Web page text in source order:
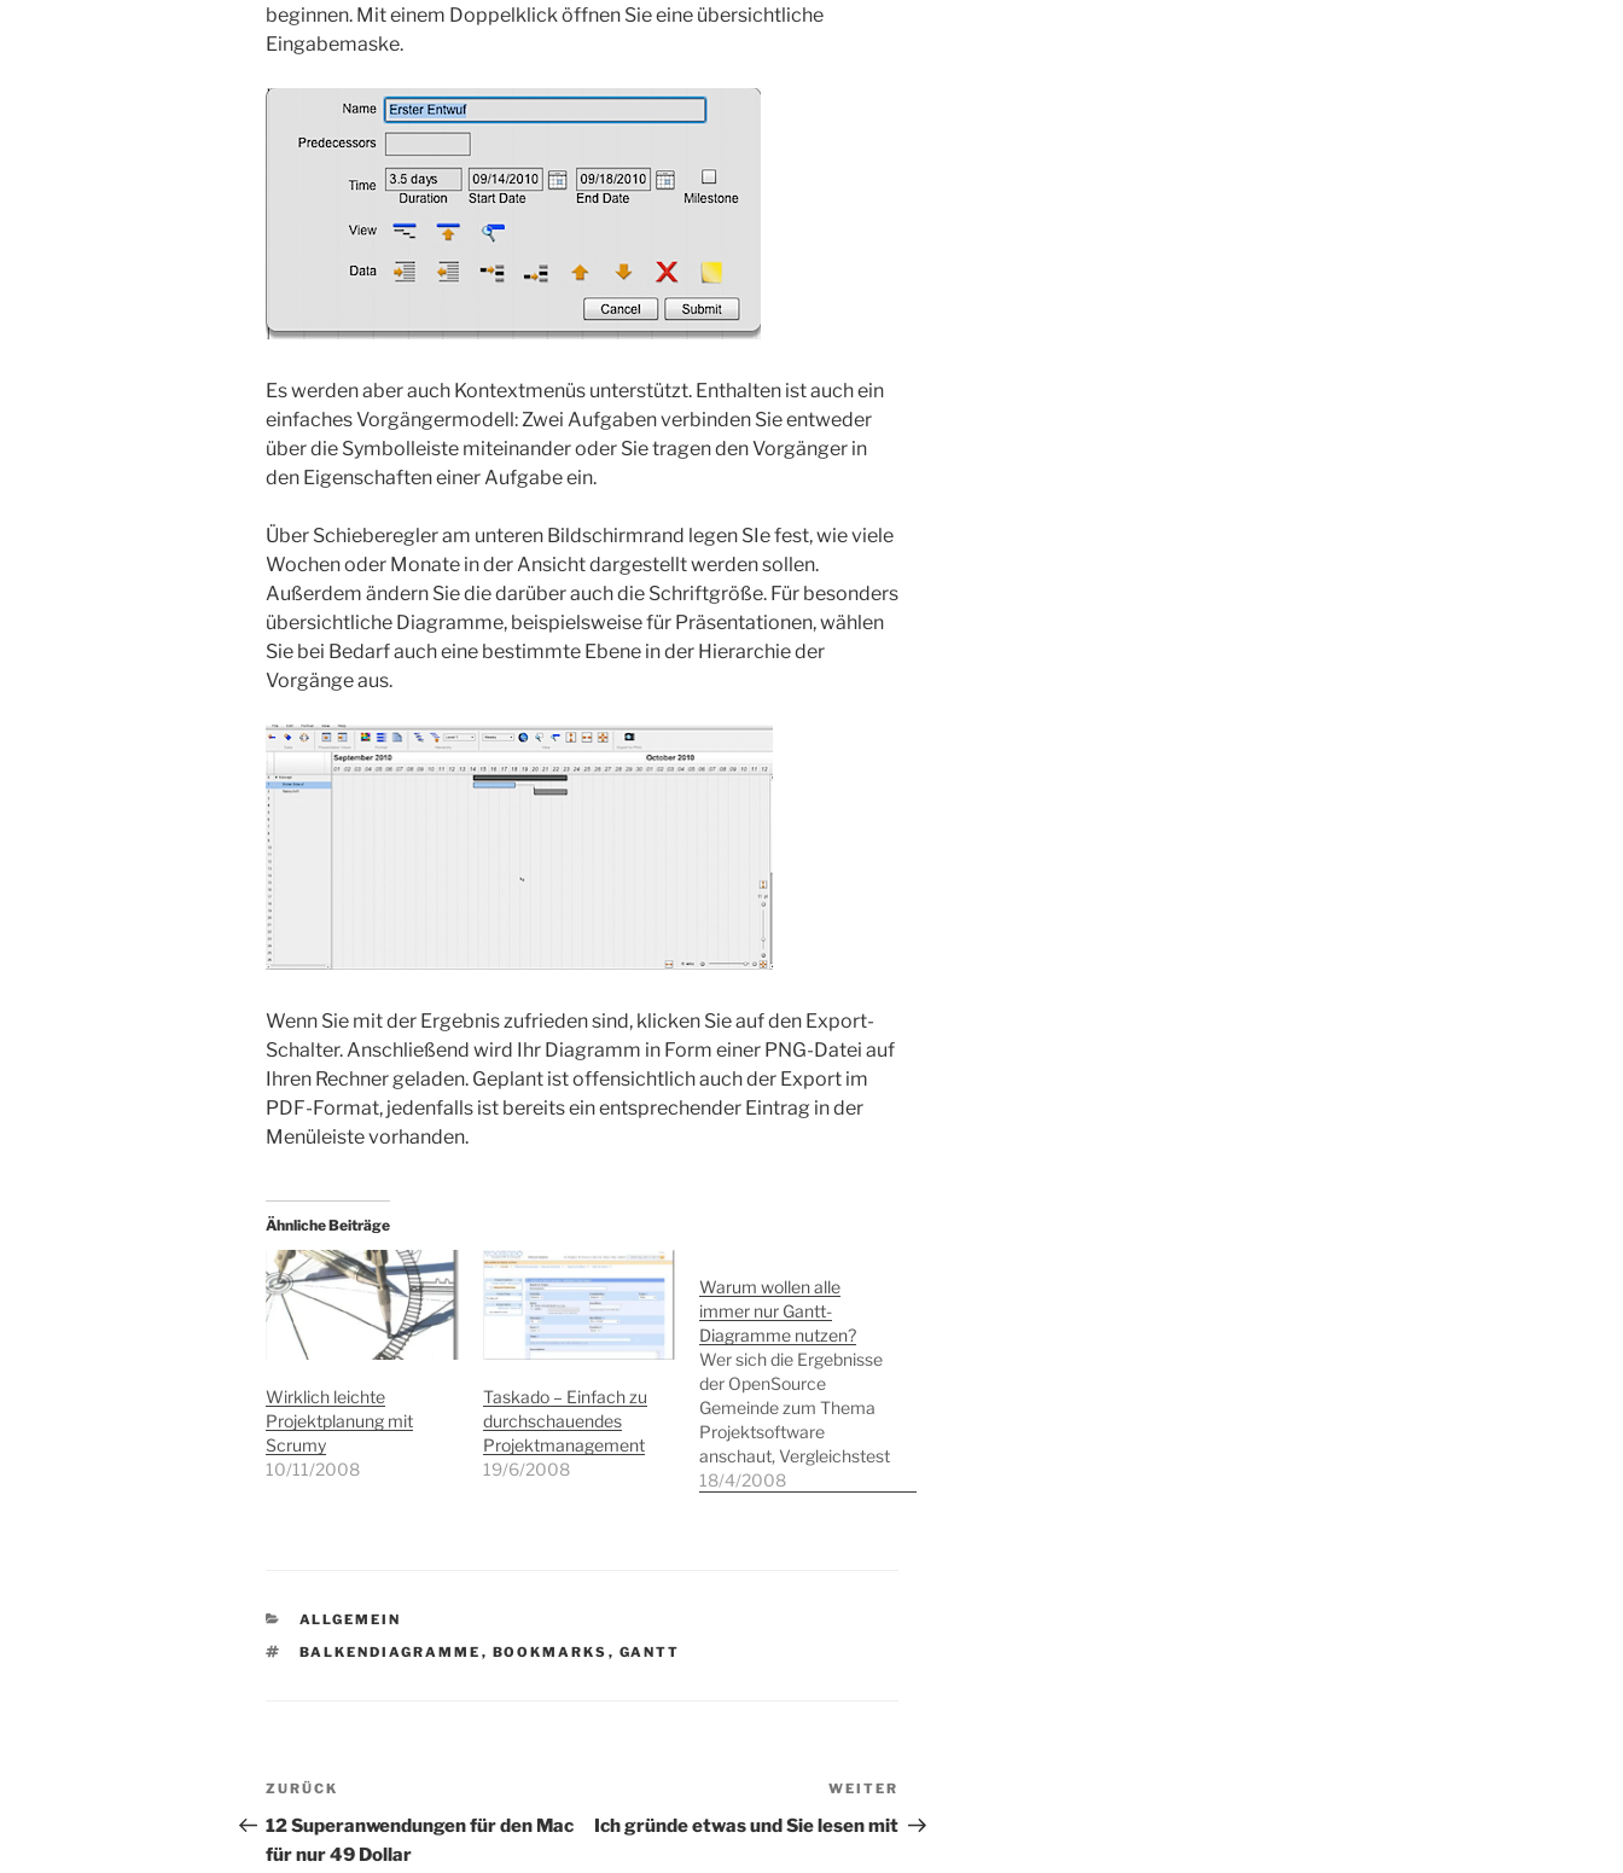
beginnen. Mit einem Doppelklick öffnen Sie eine übersichtliche
Eingabemaske.
Es werden aber auch Kontextmenüs unterstützt. Enthalten ist auch ein
einfaches Vorgängermodell: Zwei Aufgaben verbinden Sie entweder
über die Symbolleiste miteinander oder Sie tragen den Vorgänger in
den Eigenschaften einer Aufgabe ein.
Über Schieberegler am unteren Bildschirmrand legen SIe fest, wie viele
Wochen oder Monate in der Ansicht dargestellt werden sollen.
Außerdem ändern Sie die darüber auch die Schriftgröße. Für besonders
übersichtliche Diagramme, beispielsweise für Präsentationen, wählen
Sie bei Bedarf auch eine bestimmte Ebene in der Hierarchie der
Vorgänge aus.
Wenn Sie mit der Ergebnis zufrieden sind, klicken Sie auf den Export-
Schalter. Anschließend wird Ihr Diagramm in Form einer PNG-Datei auf
Ihren Rechner geladen. Geplant ist offensichtlich auch der Export im
PDF-Format, jedenfalls ist bereits ein entsprechender Eintrag in der
Menüleiste vorhanden.
Ähnliche Beiträge
Wirklich leichte
Projektplanung mit
Scrumy
10/11/2008
Taskado – Einfach zu
durchschauendes
Projektmanagement
19/6/2008
Warum wollen alle
immer nur Gantt-
Diagramme nutzen?
Wer sich die Ergebnisse
der OpenSource
Gemeinde zum Thema
Projektsoftware
anschaut, Vergleichstest
in den Medien
Diagramm. Ich will gar…
18/4/2008
KATEGORIEN
ALLGEMEIN
SCHLAGWÖRTER
BALKENDIAGRAMME , BOOKMARKS , GANTT
Beitragsnavigation
Vorheriger
Beitrag
ZURÜCK
12 Superanwendungen für den Mac
für nur 49 Dollar
Beitrag
WEITER
Ich gründe etwas und Sie lesen mit